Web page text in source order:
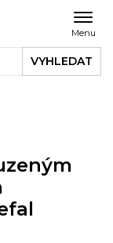
Menu
VYHLEDAT